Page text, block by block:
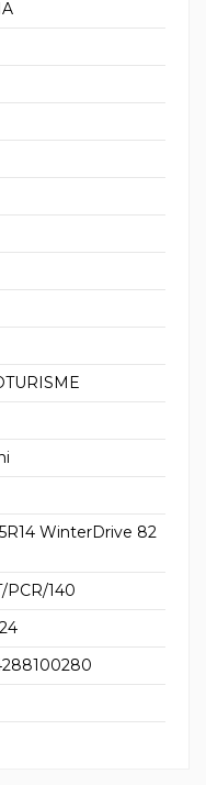
WinterDrive 82
PCR/140